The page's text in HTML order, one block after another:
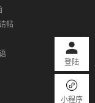
登陆
小程序
帖